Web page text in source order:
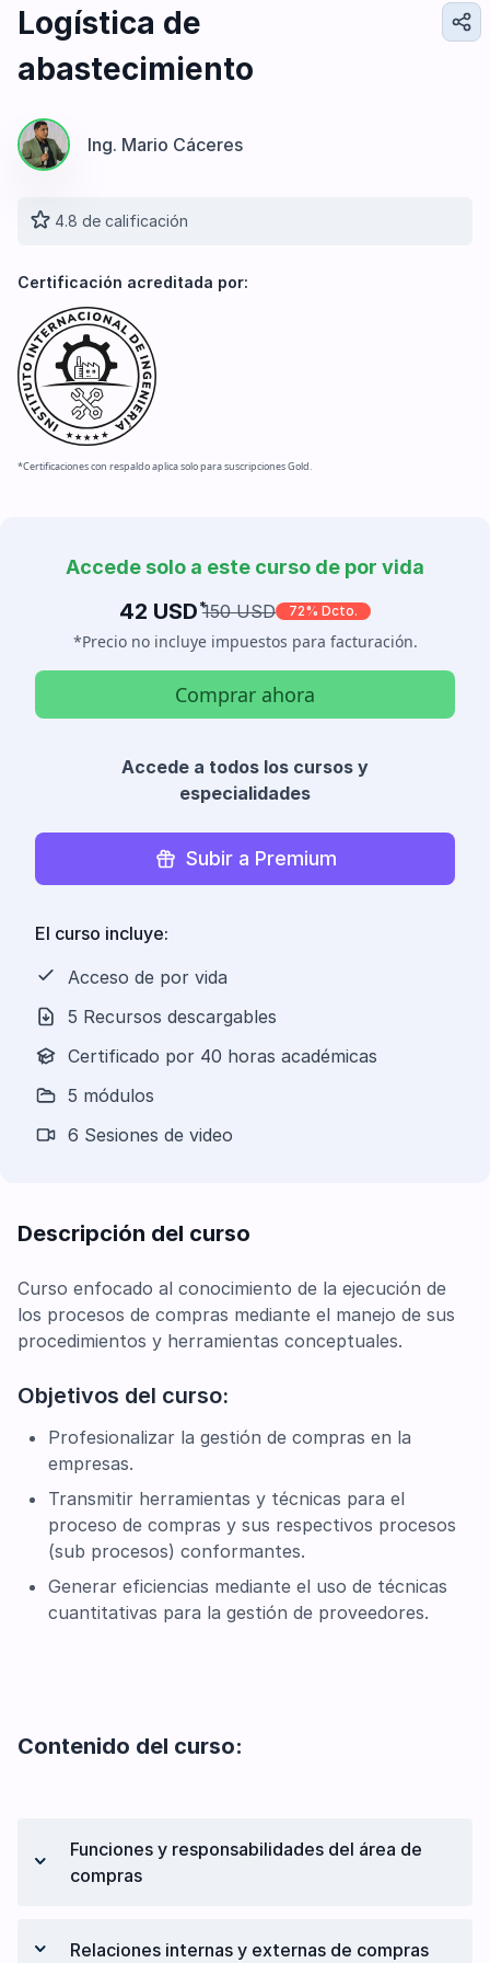
Diseño e Ingeniería
Gestión Industrial
Ingeniería de Procesos
Ingeniería Civil
Logística de
abastecimiento
Ing. Mario Cáceres
4.8 de calificación
Certificación acreditada por:
*Certificaciones con respaldo aplica solo para suscripciones Gold.
Accede solo a este curso de por vida
42 USD *150 USD 72% Dcto.
*Precio no incluye impuestos para facturación.
Comprar ahora
Accede a todos los cursos y
especialidades
Subir a Premium
El curso incluye:
Acceso de por vida
5 Recursos descargables
Certificado por 40 horas académicas
5 módulos
6 Sesiones de video
Descripción del curso
Curso enfocado al conocimiento de la ejecución de
los procesos de compras mediante el manejo de sus
procedimientos y herramientas conceptuales.
Objetivos del curso:
Profesionalizar la gestión de compras en la
empresas.
Transmitir herramientas y técnicas para el
proceso de compras y sus respectivos procesos
(sub procesos) conformantes.
Generar eficiencias mediante el uso de técnicas
cuantitativas para la gestión de proveedores.
Contenido del curso:
Funciones y responsabilidades del área de
compras
Desarrollo de la estrategia de compras
Relaciones internas y externas de compras